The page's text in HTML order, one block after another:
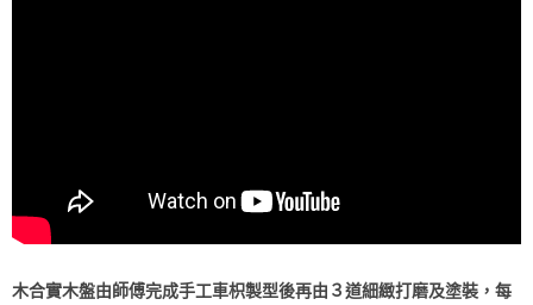
木合實木盤由師傅完成手工車枳製型後再由３道細緻打磨及塗裝，每